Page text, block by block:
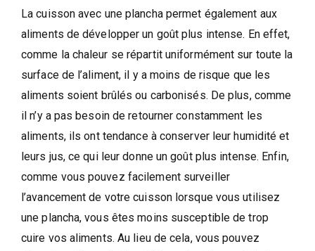
La cuisson avec une plancha permet également aux
aliments de développer un goût plus intense. En effet,
comme la chaleur se répartit uniformément sur toute la
surface de l’aliment, il y a moins de risque que les
aliments soient brûlés ou carbonisés. De plus, comme
il n’y a pas besoin de retourner constamment les
aliments, ils ont tendance à conserver leur humidité et
leurs jus, ce qui leur donne un goût plus intense. Enfin,
comme vous pouvez facilement surveiller
l’avancement de votre cuisson lorsque vous utilisez
une plancha, vous êtes moins susceptible de trop
cuire vos aliments. Au lieu de cela, vous pouvez